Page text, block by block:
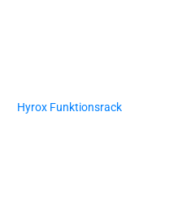
Hyrox Funktionsrack